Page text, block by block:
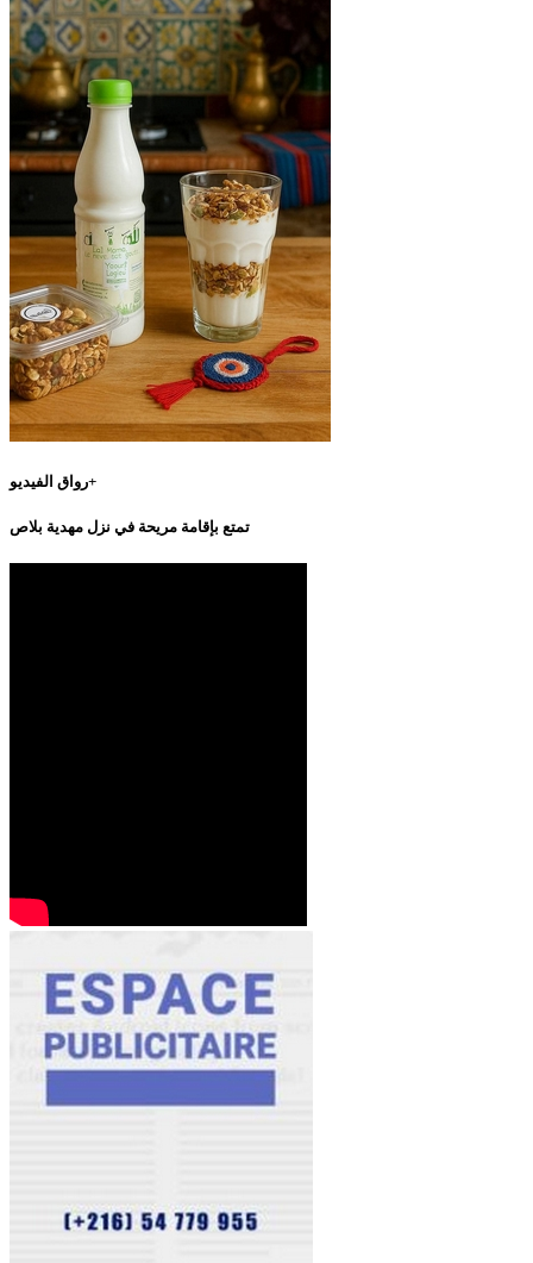
رواق الفيديو+
تمتع بإقامة مريحة في نزل مهدية بلاص